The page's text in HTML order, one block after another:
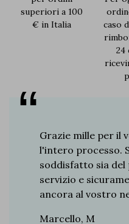
superiori a 100
€ in Italia
caso
24
Grazie mille per il
l'intero processo.
soddisfatto sia
servizio e
ancora al vostro
Marcello, M